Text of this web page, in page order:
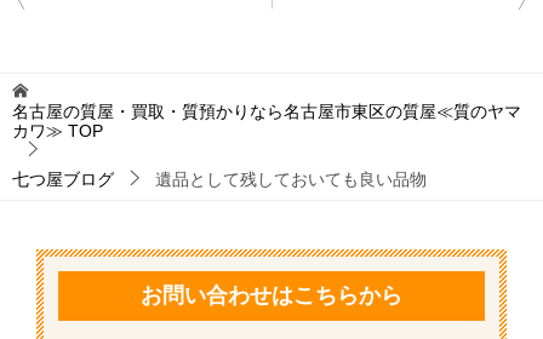
ビ
ゲ
ー
名古屋の質屋・買取・質預かりなら名古屋市東区の質屋≪質のヤマ
カワ≫ TOP
七つ屋ブログ 遺品として残しておいても良い品物
お問い合わせはこちらから